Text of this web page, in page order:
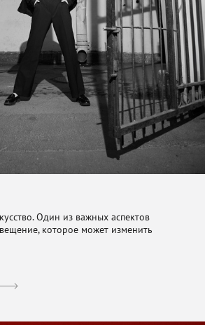
Один из важных аспектов
которое может изменить